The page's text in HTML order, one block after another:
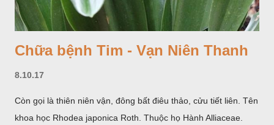
Chữa bệnh Tim - Vạn Niên Thanh
8.10.17
Còn gọi là thiên niên vận, đông bất điêu thảo, cửu tiết liên. Tên
khoa học Rhodea japonica Roth. Thuộc họ Hành Alliaceae.